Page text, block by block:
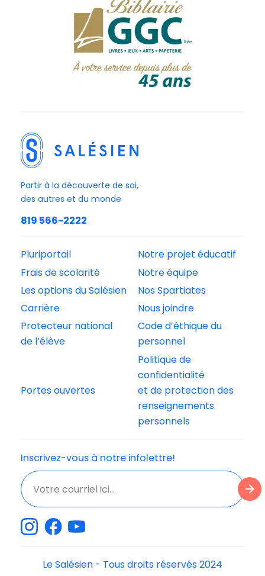
Partir à la découverte de soi,
des autres et du monde
819 566-2222
Pluriportail
Notre projet éducatif
Frais de scolarité
Notre équipe
Les options du Salésien
Nos Spartiates
Carrière
Nous joindre
Protecteur national
de l’élève
Code d’éthique du
personnel
Portes ouvertes
Politique de
confidentialité
et de protection des
renseignements
personnels
Inscrivez-vous à notre infolettre!
Le Salésien - Tous droits réservés 2024